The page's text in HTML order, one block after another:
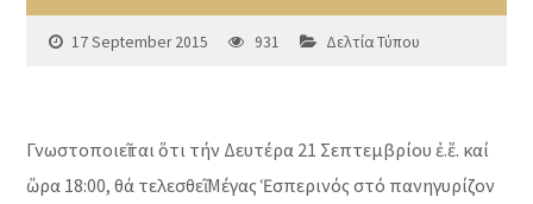
17 September 2015 931 Δελτία Τύπου
Γνωστοποιεῖται ὅτι τήν Δευτέρα 21 Σεπτεμβρίου ἐ.ἔ. καί
ὥρα 18:00, θά τελεσθεῖ Μέγας Ἑσπερινός στό πανηγυρίζον